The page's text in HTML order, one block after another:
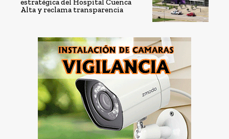
estratégica del Hospital Cuenca
Alta y reclama transparencia